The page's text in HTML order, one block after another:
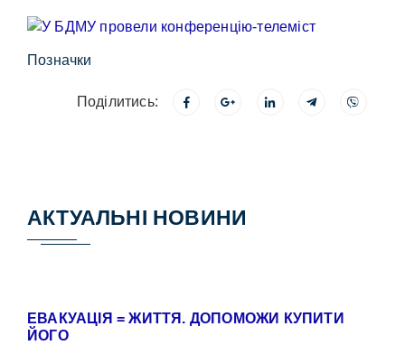
Позначки
Поділитись:
АКТУАЛЬНІ НОВИНИ
ЕВАКУАЦІЯ = ЖИТТЯ. ДОПОМОЖИ КУПИТИ
ЙОГО